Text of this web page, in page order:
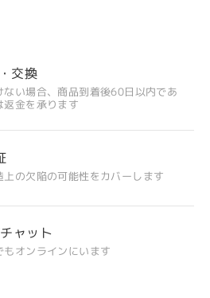
交換
ない場合、商品到着後60日以内であ
返金を承ります
上の欠陥の可能性をカバーします
ャット
もオンラインにいます